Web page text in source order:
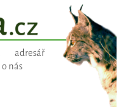
adresář
o nás